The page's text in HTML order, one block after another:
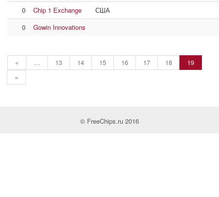
0
Chip 1 Exchange
США
0
Gowin Innovations
« … 13 14 15 16 17 18
19
»
© FreeChips.ru 2016